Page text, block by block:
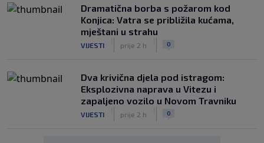
Dramatična borba s požarom kod
Konjica: Vatra se približila kućama,
mještani u strahu
VIJESTI prije 2 h 0
Dva krivična djela pod istragom:
Eksplozivna naprava u Vitezu i
zapaljeno vozilo u Novom Travniku
VIJESTI prije 2 h 0